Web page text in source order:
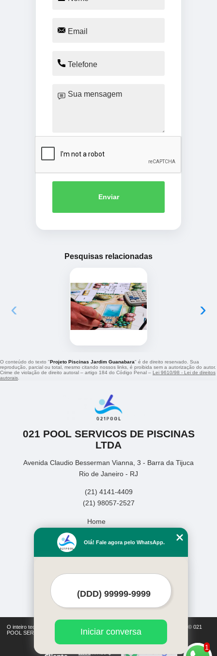
Enviar
Pesquisas relacionadas
‹ ›
O conteúdo do texto "Projeto Piscinas Jardim Guanabara" é de direito reservado. Sua
reprodução, parcial ou total, mesmo citando nossos links, é proibida sem a autorização do autor.
Crime de violação de direito autoral – artigo 184 do Código Penal – Lei 9610/98 - Lei de direitos
autorais
021 POOL SERVICOS DE PISCINAS
LTDA
Avenida Claudio Besserman Vianna, 3 - Barra da Tijuca
Rio de Janeiro - RJ
(21) 4141-4409
(21) 98057-2527
Home
Missão
O inteiro teor deste site está sujeito à proteção de direitos autorais. Copyright© 021
POOL SERVICOS DE PISCINAS LTDA (Lei 9610 de 19/02/1998)
1
Olá! Fale agora pelo WhatsApp.
Iniciar conversa